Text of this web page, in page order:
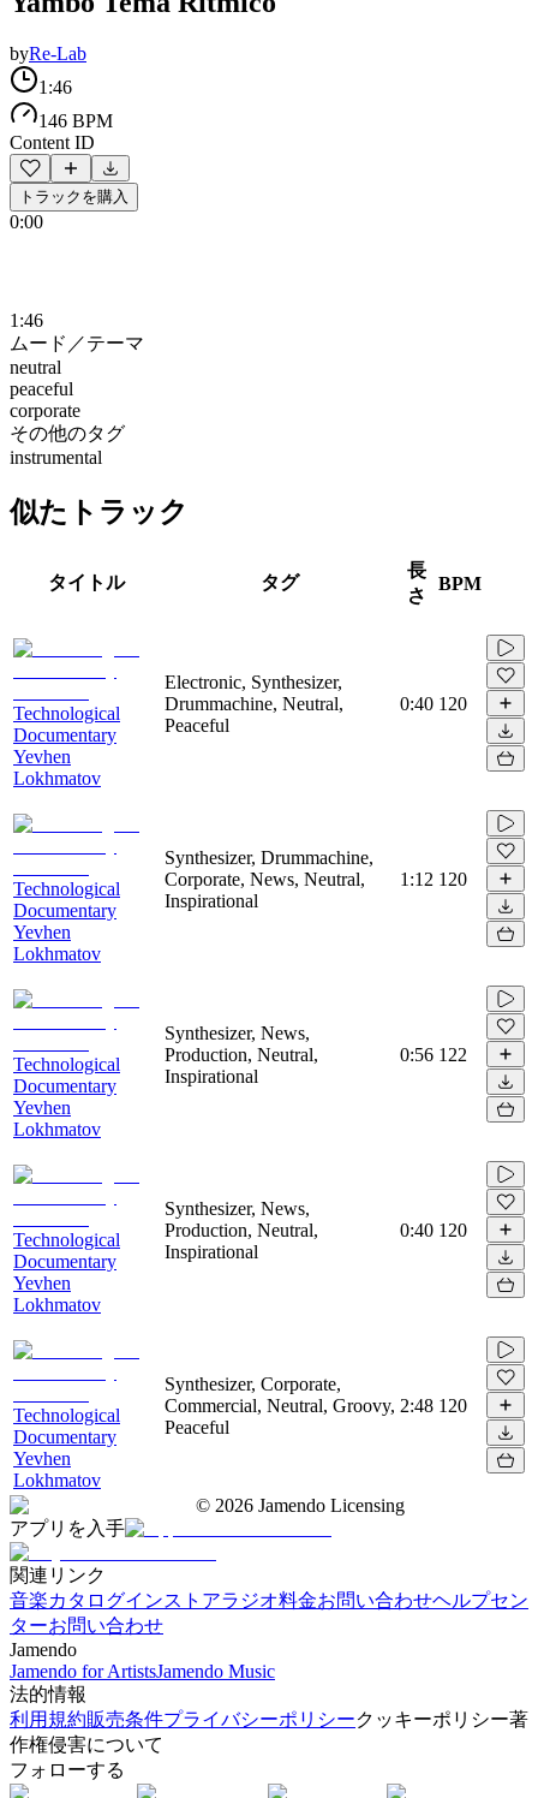
byRe-Lab
1:46
146 BPM
Content ID
トラックを購入
0:00
1:46
ムード／テーマ
neutral
peaceful
corporate
その他のタグ
instrumental
似たトラック
タイトル タグ
長
さ
BPM
Technological
Documentary
Yevhen
Lokhmatov
Electronic, Synthesizer,
Drummachine, Neutral,
Peaceful
0:40 120
Technological
Documentary
Yevhen
Lokhmatov
Synthesizer, Drummachine,
Corporate, News, Neutral,
Inspirational
1:12 120
Technological
Documentary
Yevhen
Lokhmatov
Synthesizer, News,
Production, Neutral,
Inspirational
0:56 122
Technological
Documentary
Yevhen
Lokhmatov
Synthesizer, News,
Production, Neutral,
Inspirational
0:40 120
Technological
Documentary
Yevhen
Lokhmatov
Synthesizer, Corporate,
Commercial, Neutral, Groovy,
Peaceful
2:48 120
© 2026 Jamendo Licensing
アプリを入手
関連リンク
音楽カタログインストアラジオ料金お問い合わせヘルプセン
ターお問い合わせ
Jamendo
Jamendo for ArtistsJamendo Music
法的情報
利用規約販売条件プライバシーポリシークッキーポリシー著
作権侵害について
フォローする